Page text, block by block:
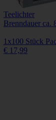
Teelichter
Brenndauer ca.
1x100 Stück
€ 17,99